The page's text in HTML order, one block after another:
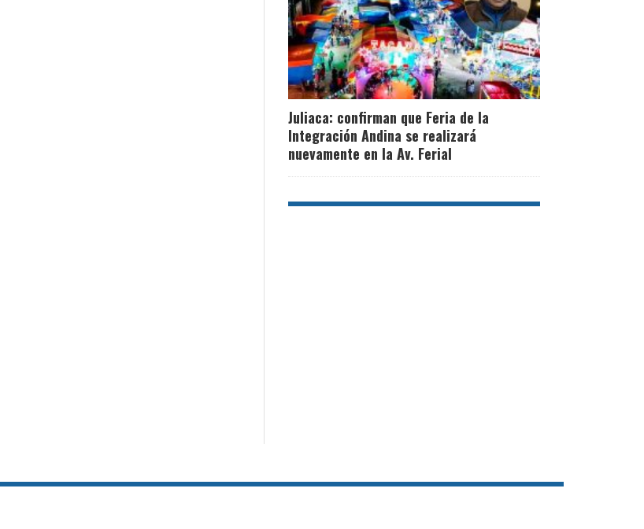
Juliaca: confirman que Feria de la
Integración Andina se realizará
nuevamente en la Av. Ferial